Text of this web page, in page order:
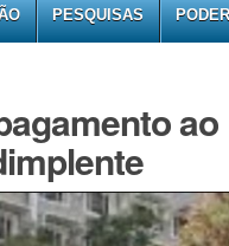
PESQUISAS PODER
ao